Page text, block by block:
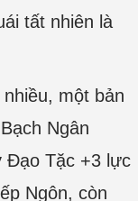
tất nhiên là
một bản
Ngân
Đạo Tặc +3 lực
Ngôn, còn